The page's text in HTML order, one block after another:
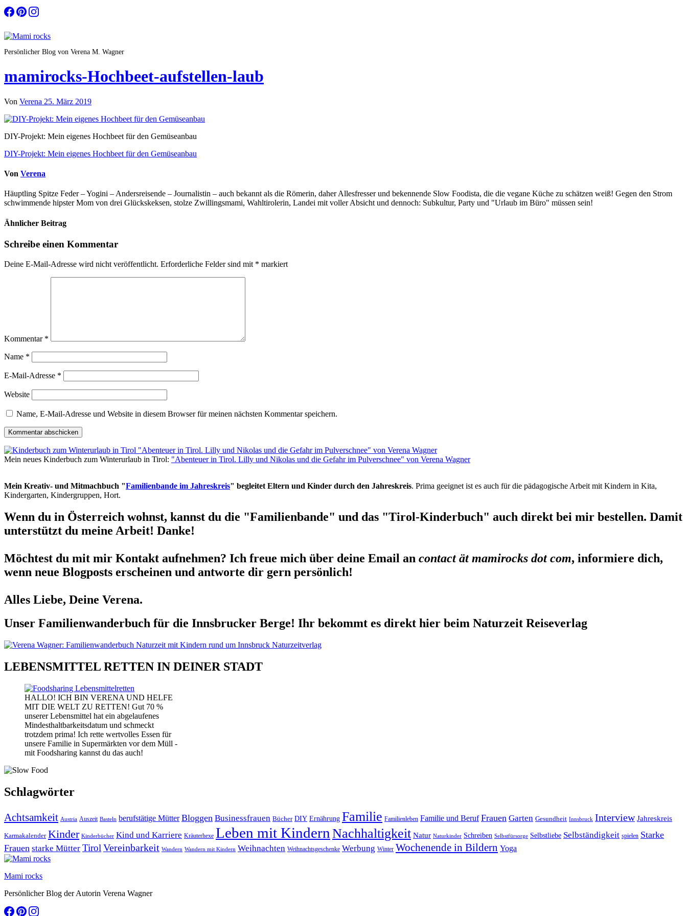
Zum
Inhalt
Persönlicher Blog von Verena M. Wagner
mamirocks-Hochbeet-aufstellen-laub
Von Verena 25. März 2019
DIY-Projekt: Mein eigenes Hochbeet für den Gemüseanbau
Beitragsnavigation
DIY-Projekt: Mein eigenes Hochbeet für den Gemüseanbau
Von Verena
Häuptling Spitze Feder – Yogini – Andersreisende – Journalistin – auch bekannt als die Römerin, daher Allesfresser und bekennende Slow Foodista, die die vegane Küche zu schätzen weiß! Gegen den Strom
schwimmende hipster Mom von drei Glückskeksen, stolze Zwillingsmami, Wahltirolerin, Landei mit voller Absicht und dennoch: Subkultur, Party und "Urlaub im Büro" müssen sein!
Ähnlicher Beitrag
Schreibe einen Kommentar
Deine E-Mail-Adresse wird nicht veröffentlicht. Erforderliche Felder sind mit * markiert
Kommentar *
Name *
E-Mail-Adresse *
Website
Name, E-Mail-Adresse und Website in diesem Browser für meinen nächsten Kommentar speichern.
Mein neues Kinderbuch zum Winterurlaub in Tirol: "Abenteuer in Tirol. Lilly und Nikolas und die Gefahr im Pulverschnee" von Verena Wagner
Mein Kreativ- und Mitmachbuch "Familienbande im Jahreskreis" begleitet Eltern und Kinder durch den Jahreskreis. Prima geeignet ist es auch für die pädagogische Arbeit mit Kindern in Kita,
Kindergarten, Kindergruppen, Hort.
Wenn du in Österreich wohnst, kannst du die "Familienbande" und das "Tirol-Kinderbuch" auch direkt bei mir bestellen. Damit
unterstützt du meine Arbeit! Danke!
Möchtest du mit mir Kontakt aufnehmen? Ich freue mich über deine Email an contact ät mamirocks dot com, informiere dich,
wenn neue Blogposts erscheinen und antworte dir gern persönlich!
Alles Liebe, Deine Verena.
Unser Familienwanderbuch für die Innsbrucker Berge! Ihr bekommt es direkt hier beim Naturzeit Reiseverlag
LEBENSMITTEL RETTEN IN DEINER STADT
HALLO! ICH BIN VERENA UND HELFE
MIT DIE WELT ZU RETTEN! Gut 70 %
unserer Lebensmittel hat ein abgelaufenes
Mindesthaltbarkeitsdatum und schmeckt
trotzdem prima! Ich rette wertvolles Essen für
unsere Familie in Supermärkten vor dem Müll -
mit Foodsharing kannst du das auch!
Schlagwörter
Achtsamkeit Austria Auszeit Basteln berufstätige Mütter Bloggen Businessfrauen Bücher DIY Ernährung Familie Familienleben Familie und Beruf Frauen Garten Gesundheit Innsbruck Interview Jahreskreis
Karmakalender Kinder Kinderbücher Kind und Karriere Kräuterhexe Leben mit Kindern Nachhaltigkeit Natur Naturkinder Schreiben Selbstfürsorge Selbstliebe Selbständigkeit spielen Starke
Frauen starke Mütter Tirol Vereinbarkeit Wandern Wandern mit Kindern Weihnachten Weihnachtsgeschenke Werbung Winter Wochenende in Bildern Yoga
Mami rocks
Persönlicher Blog der Autorin Verena Wagner